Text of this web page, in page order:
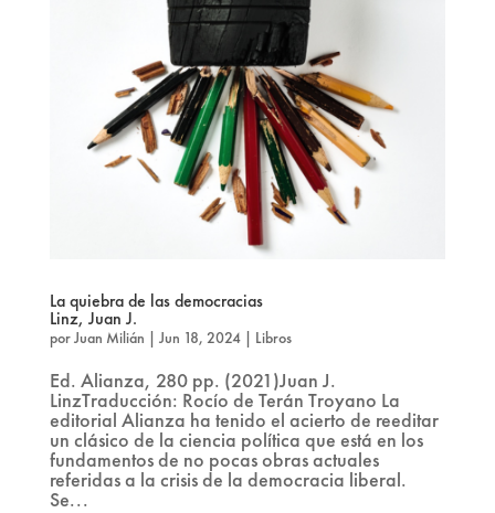
La quiebra de las democracias
Linz, Juan J.
porJuan Milián | Jun 18, 2024| Libros
Ed. Alianza, 280 pp. (2021)Juan J.
LinzTraducción: Rocío de Terán Troyano La
editorial Alianza ha tenido el acierto de reeditar
un clásico de la ciencia política que está en los
fundamentos de no pocas obras actuales
referidas a la crisis de la democracia liberal.
Se...